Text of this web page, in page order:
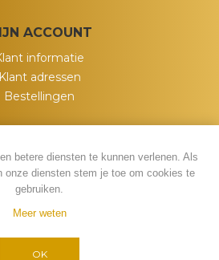
ACCOUNT
informatie
Klant adressen
Bestellingen
Copyright ; 2026 My Wish. Alle rechten
betere diensten te kunnen verlenen. Als
onze diensten stem je toe om cookies te
gebruiken.
Meer weten
OK